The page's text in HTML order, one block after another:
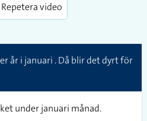
Repetera video
år i januari . Då blir det dyrt för
under januari månad.